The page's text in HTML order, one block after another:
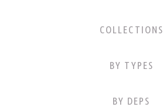
COLLECTIONS
BY TYPES
BY DEPS